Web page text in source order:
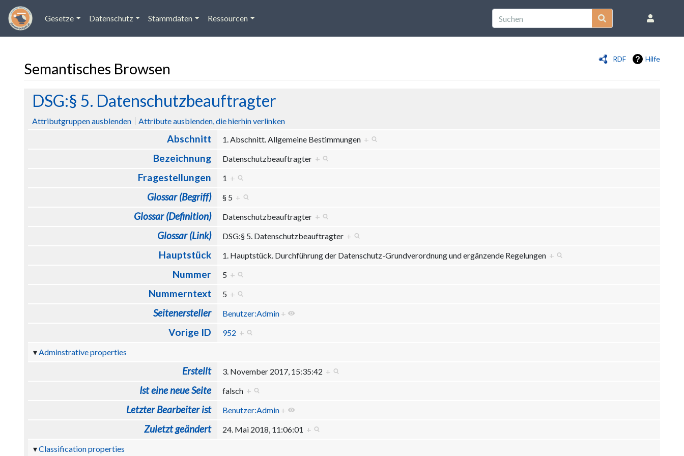
Gesetze Datenschutz Stammdaten Ressourcen
RDF Hilfe
Semantisches Browsen
Wechseln zu: Navigation Suche
DSG:§ 5. Datenschutzbeauftragter
Attributgruppen ausblenden Attribute ausblenden, die hierhin verlinken
Abschnitt 1. Abschnitt. Allgemeine Bestimmungen +
Bezeichnung Datenschutzbeauftragter +
Fragestellungen 1 +
Glossar (Begriff) § 5 +
Glossar (Definition) Datenschutzbeauftragter +
Glossar (Link) DSG:§ 5. Datenschutzbeauftragter +
Hauptstück 1. Hauptstück. Durchführung der Datenschutz-Grundverordnung und ergänzende Regelungen +
Nummer 5 +
Nummerntext 5 +
Seitenersteller Benutzer:Admin +
Vorige ID 952 +
Adminstrative properties
Erstellt 3. November 2017, 15:35:42 +
Ist eine neue Seite falsch +
Letzter Bearbeiter ist Benutzer:Admin +
Zuletzt geändert 24. Mai 2018, 11:06:01 +
Classification properties